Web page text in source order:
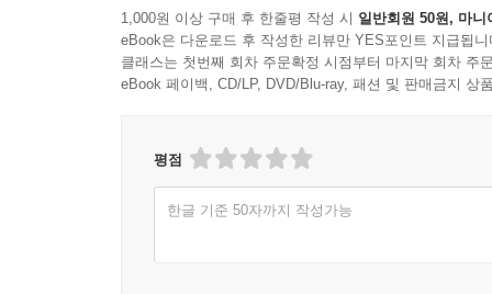
1,000원 이상 구매 후 한줄평 작성 시 일반회원 50원, 마니
eBook은 다운로드 후 작성한 리뷰만 YES포인트 지급됩니
클래스는 첫번째 회차 주문확정 시점부터 마지막 회차 주
eBook 페이백, CD/LP, DVD/Blu-ray, 패션 및 판매금지 상
평점
한글 기준 50자까지 작성가능